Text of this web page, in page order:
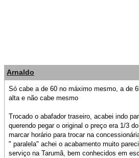
Arnaldo
Só cabe a de 60 no máximo mesmo, a de
alta e não cabe mesmo
Trocado o abafador traseiro, acabei indo
querendo pegar o original o preço era 1/3
marcar horário para trocar na
" paralela" achei o acabamento muito
serviço na Tarumã, bem conhecidos em